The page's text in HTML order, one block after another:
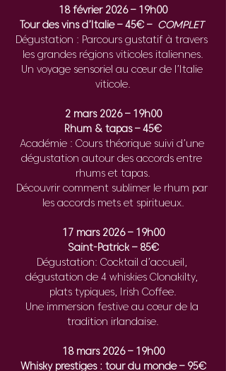
18 février 2026 – 19h00
Tour des vins d’Italie – 45€ – COMPLET
Dégustation : Parcours gustatif à travers
les grandes régions viticoles italiennes.
Un voyage sensoriel au cœur de l’Italie
viticole.
2 mars 2026 – 19h00
Rhum & tapas – 45€
Académie : Cours théorique suivi d’une
dégustation autour des accords entre
rhums et tapas.
Découvrir comment sublimer le rhum par
les accords mets et spiritueux.
17 mars 2026 – 19h00
Saint-Patrick – 85€
Dégustation: Cocktail d’accueil,
dégustation de 4 whiskies Clonakilty,
plats typiques, Irish Coffee.
Une immersion festive au cœur de la
tradition irlandaise.
18 mars 2026 – 19h00
Whisky prestiges : tour du monde – 95€